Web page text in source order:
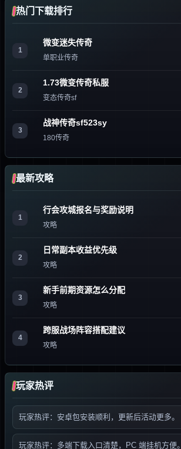
热门下载排行
1
微变迷失传奇
单职业传奇
2
1.73微变传奇私服
变态传奇sf
3
战神传奇sf523sy
180传奇
最新攻略
1
行会攻城报名与奖励说明
攻略
2
日常副本收益优先级
攻略
3
新手前期资源怎么分配
攻略
4
跨服战场阵容搭配建议
攻略
玩家热评
玩家热评：安卓包安装顺利，更新后活动更多。
玩家热评：多端下载入口清楚，PC 端挂机方便。